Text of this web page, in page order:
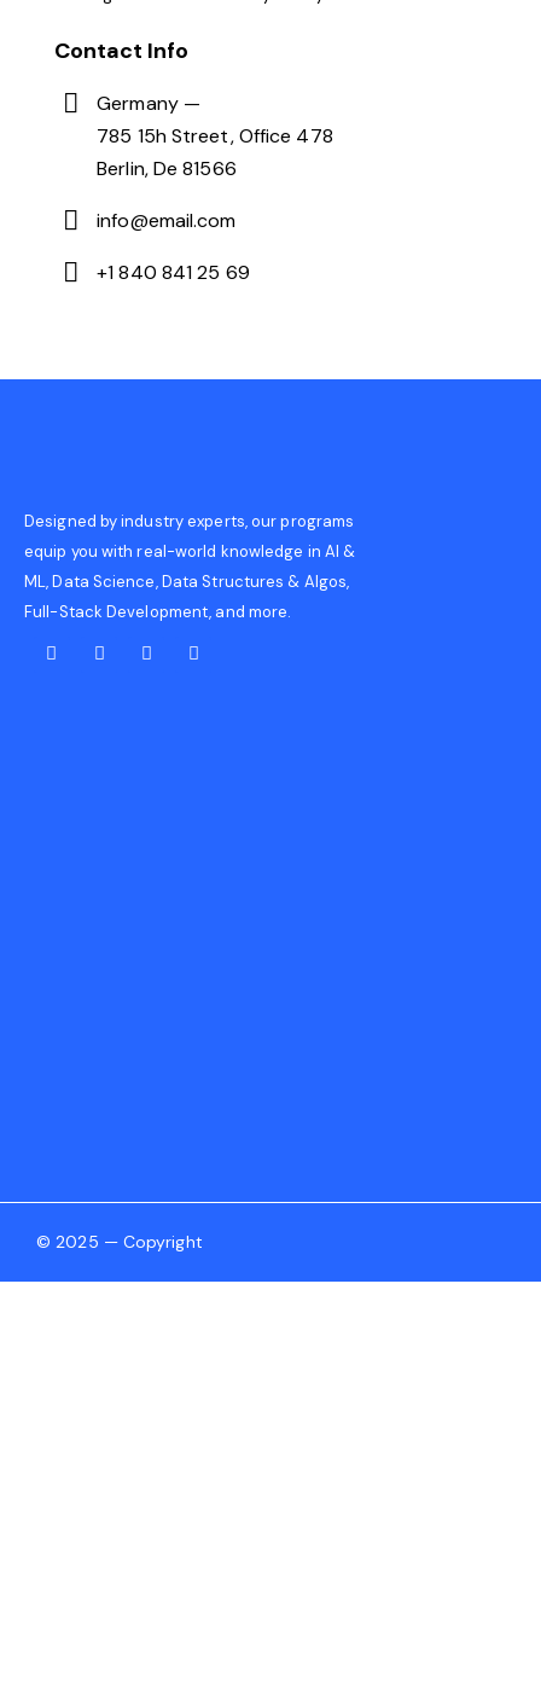
Contact Info
Germany —
785 15h Street, Office 478
Berlin, De 81566
info@email.com
+1 840 841 25 69
Designed by industry experts, our programs
equip you with real-world knowledge in AI &
ML, Data Science, Data Structures & Algos,
Full-Stack Development, and more.
© 2025 — Copyright